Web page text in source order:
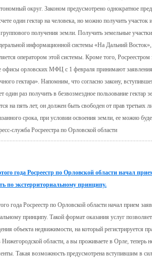
округ. Законом предусмотрено однократное
один гектар на человека, но можно получить участок
получения земли. Получить земельные
информационной системы «На Дальний Восток»,
оператором этой системы. Кроме того,
офисы орловских МФЦ с 1 февраля принимают заявления
гектара». Напомним, что согласно закону,
один раз получить в безвозмездное пользование гектар
на пять лет, он должен быть свободен от прав
срока, при условии освоения земли, ее можно
служба Росреестра по Орловской области
года Росреестр по Орловской области начал
по экстерриториальному принципу.
года Росреестр по Орловской области начал прием
принципу. Такой формат оказания услуг
объекта недвижимости, на который регистрируется
области, а вы проживаете в Орле, теперь
Такая возможность предусмотрена вступившим в